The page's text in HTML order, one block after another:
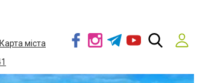
Карта міста